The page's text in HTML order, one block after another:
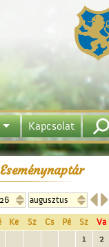
Kapcsolat
Eseménynaptár

Ke Sz Cs Pé Sz
Va
1
2